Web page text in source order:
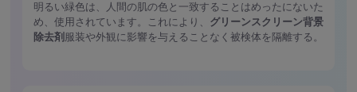
明るい緑色は、人間の肌の色と一致することはめったにないた
め、使用されています。これにより、 グリーンスクリーン背景
除去剤 服装や外観に影響を与えることなく被検体を隔離する。